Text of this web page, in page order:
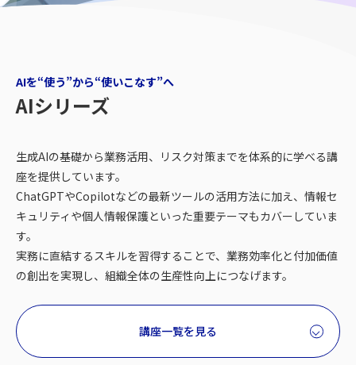
AIを“使う”から“使いこなす”へ
AIシリーズ
生成AIの基礎から業務活用、リスク対策までを体系的に学べる講
座を提供しています。
ChatGPTやCopilotなどの最新ツールの活用方法に加え、情報セ
キュリティや個人情報保護といった重要テーマもカバーしていま
す。
実務に直結するスキルを習得することで、業務効率化と付加価値
の創出を実現し、組織全体の生産性向上につなげます。
講座一覧を見る